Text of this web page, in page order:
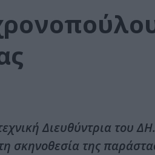
Διευθύντρια του
σκηνοθεσία της